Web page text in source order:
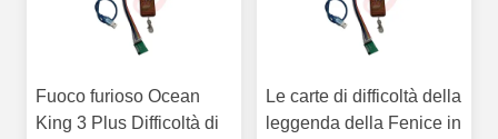
Fuoco furioso Ocean
King 3 Plus Difficoltà di
Le carte di difficoltà della
leggenda della Fenice in